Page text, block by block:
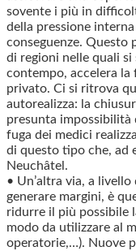
sovente i più in
della pressione
conseguenze. Questo
di regioni nelle quali si
contempo, accelera la
privato. Ci si ritrova
autorealizza: la
presunta impossibilità
fuga dei medici
di questo tipo che, ad
Neuchâtel.
• Un’altra via, a
generare margini, è
ridurre il più possibile
modo da utilizzare al
operatorie,…). Nuove